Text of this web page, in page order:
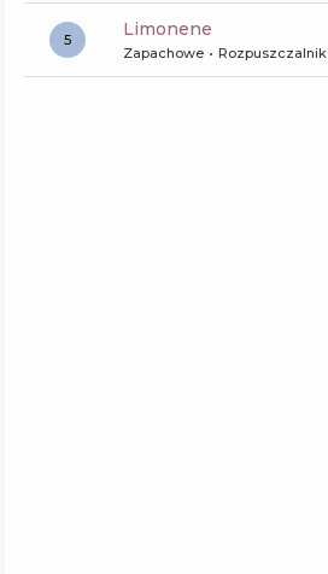
5 limonene
Zapachowe Rozpuszczalnik